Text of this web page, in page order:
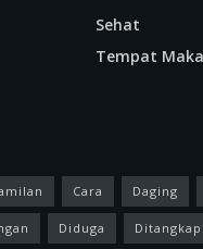
Sehat
Tempat
Cara Daging
Diduga Ditangkap